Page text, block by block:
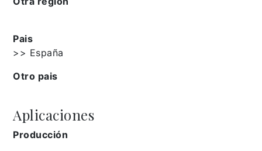
Pais
>> España
Otro pais
Aplicaciones
Producción